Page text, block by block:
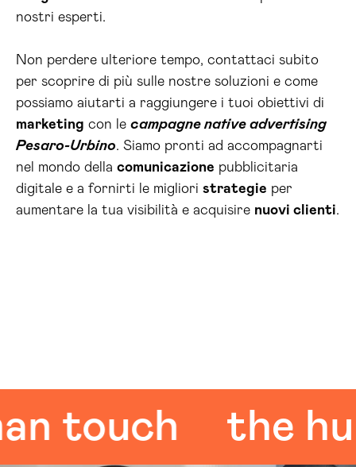
nostri esperti.
Non perdere ulteriore tempo, contattaci subito
per scoprire di più sulle nostre soluzioni e come
possiamo aiutarti a raggiungere i tuoi obiettivi di
marketing con le campagne native advertising
Pesaro-Urbino. Siamo pronti ad accompagnarti
nel mondo della comunicazione pubblicitaria
digitale e a fornirti le migliori strategie per
aumentare la tua visibilità e acquisire nuovi clienti.
the